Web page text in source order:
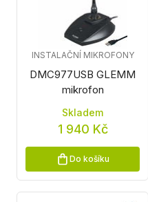
DMC977USB GLEMM
mikrofon
INSTALAČNÍ MIKROFONY
Skladem
1 940 Kč
Do košíku